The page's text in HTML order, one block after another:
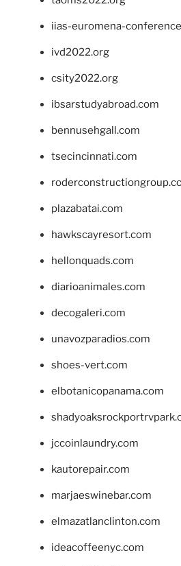
iias-euromena-
ivd2022.org
csity2022.org
ibsarstudyabroad.com
bennusehgall.com
tsecincinnati.com
plazabatai.com
hawkscayresort.com
hellonquads.com
diarioanimales.com
decogaleri.com
unavozparadios.com
shoes-vert.com
elbotanicopanama.com
jccoinlaundry.com
kautorepair.com
marjaeswinebar.com
elmazatlanclinton.com
ideacoffeenyc.com